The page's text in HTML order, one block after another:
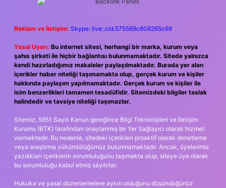
Reklam ve İletişim: Skype: live:.cid.575569c608265c69
Yasal Uyarı: Bu internet sitesi, herhangi bir marka, kurum veya
şahıs şirketi ile hiçbir bağlantısı bulunmamaktadır. Sitede yalnızca
kendi hazırladığımız makaleler paylaşılmaktadır. Burada yer alan
içerikler haber niteliği taşımamakta olup, gerçek kurum ve kişiler
hakkında paylaşım yapılmamaktadır. Gerçek kurum ve kişiler ile
isim benzerlikleri tamamen tesadüfidir. Sitemizdeki bilgiler taslak
halindedir ve tavsiye niteliği taşımazlar.
Sitemiz, 5651 Sayılı Kanun gereğince Bilgi Teknolojileri ve İletişim
Kurumu (BTK) tarafından onaylanmış bir Yer Sağlayıcı olarak hizmet
vermektedir. Bu nedenle, sitedeki içerikleri proaktif olarak denetleme
veya araştırma yükümlülüğümüz bulunmamaktadır. Ancak, üyelerimiz
yazdıkları içeriklerin sorumluluğunu taşımakta olup, siteye üye olarak
bu sorumluluğu kabul etmiş sayılırlar.
Hukuka ve yasal düzenlemelere aykırı olduğunu düşündüğünüz